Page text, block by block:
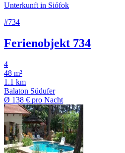
Unterkunft in Siófok
#734
Ferienobjekt 734
4
48 m²
1.1 km
Balaton Südufer
Ø 138 € pro Nacht